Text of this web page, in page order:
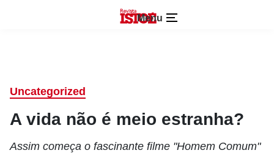
Menu
Uncategorized
A vida não é meio estranha?
Assim começa o fascinante filme "Homem Comum"